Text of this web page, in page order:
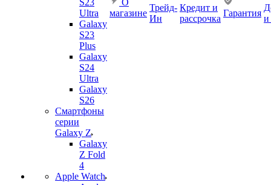
S23
Ultra
Galaxy
S23
Plus
Galaxy
S24
Ultra
Galaxy
S26
Смартфоны
серии
Galaxy Z
Galaxy
Z Fold
4
Apple Watch
О
магазине
Трейд-
Ин
Кредит и
рассрочка
Гарантия
и